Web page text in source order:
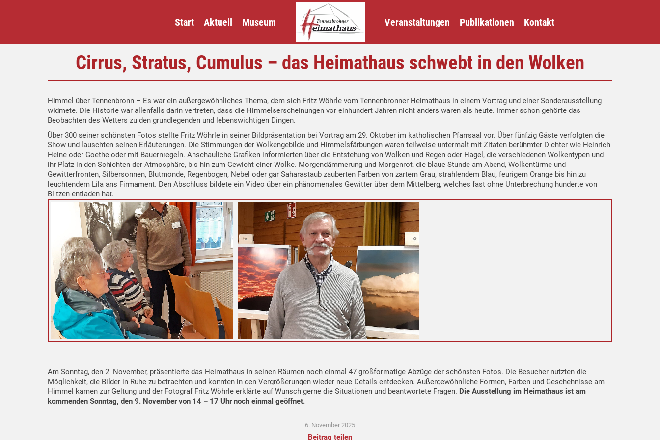
Start Aktuell Museum Veranstaltungen Publikationen Kontakt
Cirrus, Stratus, Cumulus – das Heimathaus schwebt in den Wolken
Himmel über Tennenbronn – Es war ein außergewöhnliches Thema, dem sich Fritz Wöhrle vom Tennenbronner Heimathaus in einem Vortrag und einer Sonderausstellung
widmete. Die Historie war allenfalls darin vertreten, dass die Himmelserscheinungen vor einhundert Jahren nicht anders waren als heute. Immer schon gehörte das
Beobachten des Wetters zu den grundlegenden und lebenswichtigen Dingen.
Über 300 seiner schönsten Fotos stellte Fritz Wöhrle in seiner Bildpräsentation bei Vortrag am 29. Oktober im katholischen Pfarrsaal vor. Über fünfzig Gäste verfolgten die
Show und lauschten seinen Erläuterungen. Die Stimmungen der Wolkengebilde und Himmelsfärbungen waren teilweise untermalt mit Zitaten berühmter Dichter wie Heinrich
Heine oder Goethe oder mit Bauernregeln. Anschauliche Grafiken informierten über die Entstehung von Wolken und Regen oder Hagel, die verschiedenen Wolkentypen und
ihr Platz in den Schichten der Atmosphäre, bis hin zum Gewicht einer Wolke. Morgendämmerung und Morgenrot, die blaue Stunde am Abend, Wolkentürme und
Gewitterfronten, Silbersonnen, Blutmonde, Regenbogen, Nebel oder gar Saharastaub zauberten Farben von zartem Grau, strahlendem Blau, feurigem Orange bis hin zu
leuchtendem Lila ans Firmament. Den Abschluss bildete ein Video über ein phänomenales Gewitter über dem Mittelberg, welches fast ohne Unterbrechung hunderte von
Blitzen entladen hat.
Am Sonntag, den 2. November, präsentierte das Heimathaus in seinen Räumen noch einmal 47 großformatige Abzüge der schönsten Fotos. Die Besucher nutzten die
Möglichkeit, die Bilder in Ruhe zu betrachten und konnten in den Vergrößerungen wieder neue Details entdecken. Außergewöhnliche Formen, Farben und Geschehnisse am
Himmel kamen zur Geltung und der Fotograf Fritz Wöhrle erklärte auf Wunsch gerne die Situationen und beantwortete Fragen. Die Ausstellung im Heimathaus ist am
kommenden Sonntag, den 9. November von 14 – 17 Uhr noch einmal geöffnet.
6. November 2025
Beitrag teilen